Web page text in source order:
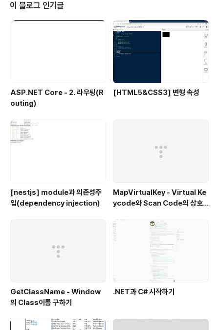
이 블로그 인기글
ASP.NET Core - 2. 라우팅(R
outing)
[HTML5&CSS3] 변형 속성
[nestjs] module과 의존성주
입(dependency injection)
MapVirtualKey - Virtual Ke
ycode와 Scan Code의 상호
GetClassName - Window
의 Class이름 구하기
.NET과 C# 시작하기